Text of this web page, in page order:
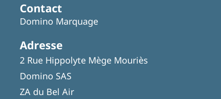
Contact
Domino Marquage
Adresse
2 Rue Hippolyte Mège Mouriès
Domino SAS
ZA du Bel Air